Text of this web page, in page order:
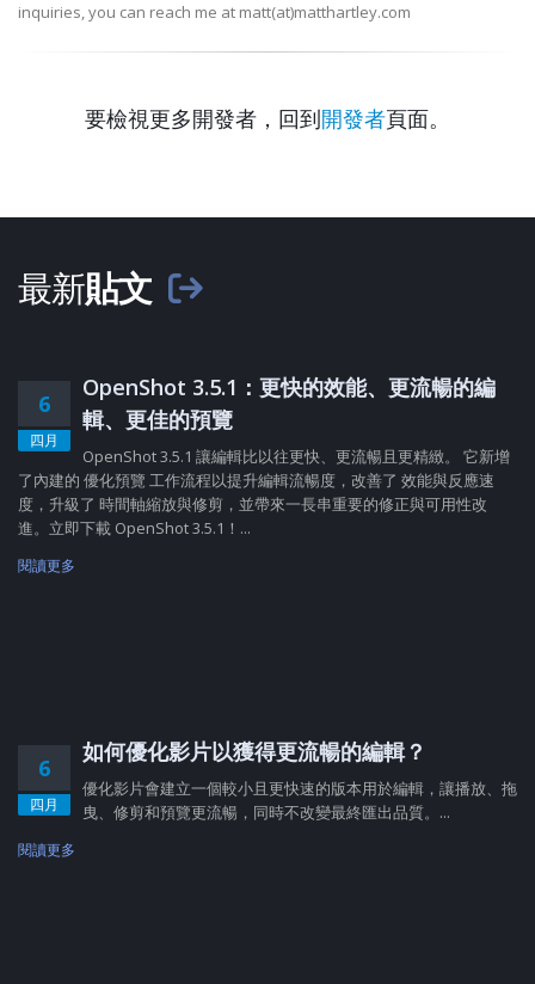
inquiries, you can reach me at matt(at)matthartley.com
要檢視更多開發者，回到開發者頁面。
最新貼文
6
四月
OpenShot 3.5.1：更快的效能、更流暢的編
輯、更佳的預覽
OpenShot 3.5.1 讓編輯比以往更快、更流暢且更精緻。 它新增
了內建的 優化預覽 工作流程以提升編輯流暢度，改善了 效能與反應速
度，升級了 時間軸縮放與修剪，並帶來一長串重要的修正與可用性改
進。立即下載 OpenShot 3.5.1！...
閱讀更多
6
四月
如何優化影片以獲得更流暢的編輯？
優化影片會建立一個較小且更快速的版本用於編輯，讓播放、拖
曳、修剪和預覽更流暢，同時不改變最終匯出品質。...
閱讀更多